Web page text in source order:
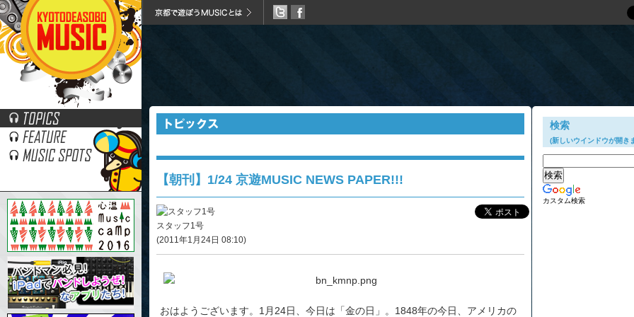
おはようございます。1月24日、今日は「金の日」。
【朝刊】1/24 京遊MUSIC NEWS PAPER!!!
スタッフ1号
(2011年1月24日 08:10)
おはようございます。1月24日、今日は「金の日」。1848年の今日、アメリカの
検索
(新しいウインドウが開き
カスタム検索